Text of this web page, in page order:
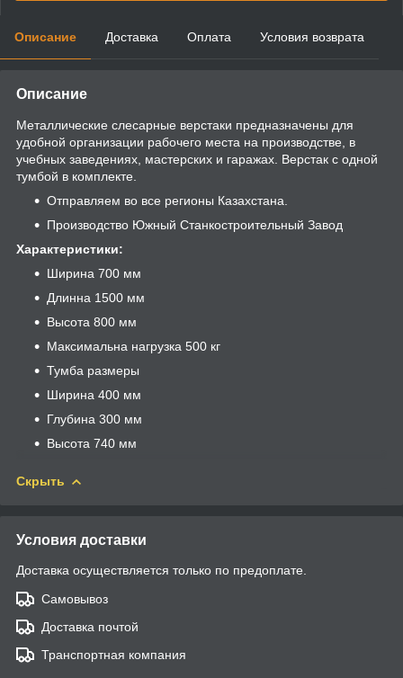
Описание Доставка Оплата Условия возврата
Описание
Металлические слесарные верстаки предназначены для
удобной организации рабочего места на производстве, в
учебных заведениях, мастерских и гаражах. Верстак с одной
тумбой в комплекте.
Отправляем во все регионы Казахстана.
Производство Южный Станкостроительный Завод
Характеристики:
Ширина 700 мм
Длинна 1500 мм
Высота 800 мм
Максимальна нагрузка 500 кг
Тумба размеры
Ширина 400 мм
Глубина 300 мм
Высота 740 мм
Скрыть
Условия доставки
Доставка осуществляется только по предоплате.
Самовывоз
Доставка почтой
Транспортная компания